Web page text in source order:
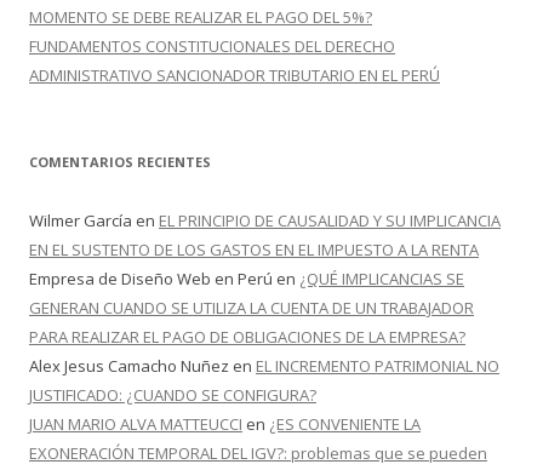
MOMENTO SE DEBE REALIZAR EL PAGO DEL 5%?
FUNDAMENTOS CONSTITUCIONALES DEL DERECHO
ADMINISTRATIVO SANCIONADOR TRIBUTARIO EN EL PERÚ
COMENTARIOS RECIENTES
Wilmer García en EL PRINCIPIO DE CAUSALIDAD Y SU IMPLICANCIA
EN EL SUSTENTO DE LOS GASTOS EN EL IMPUESTO A LA RENTA
Empresa de Diseño Web en Perú en ¿QUÉ IMPLICANCIAS SE
GENERAN CUANDO SE UTILIZA LA CUENTA DE UN TRABAJADOR
PARA REALIZAR EL PAGO DE OBLIGACIONES DE LA EMPRESA?
Alex Jesus Camacho Nuñez en EL INCREMENTO PATRIMONIAL NO
JUSTIFICADO: ¿CUANDO SE CONFIGURA?
JUAN MARIO ALVA MATTEUCCI en ¿ES CONVENIENTE LA
EXONERACIÓN TEMPORAL DEL IGV?: problemas que se pueden